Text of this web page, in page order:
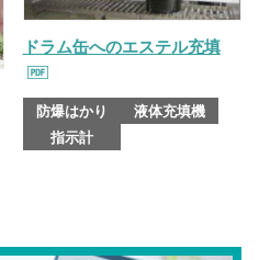
ドラム缶へのエステル充填
防爆はかり
液体充填機
指示計